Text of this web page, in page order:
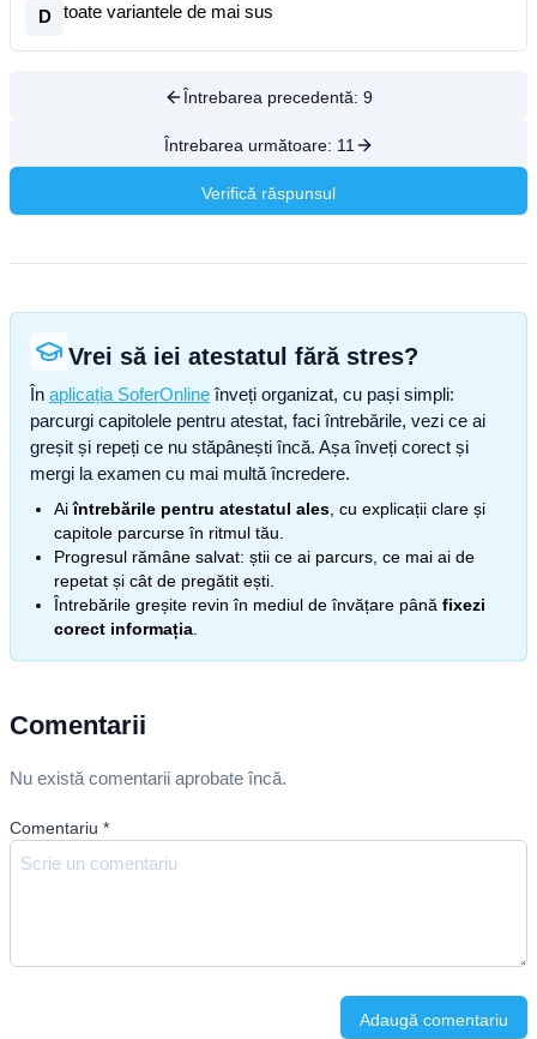
D toate variantele de mai sus
Întrebarea precedentă: 9
Întrebarea următoare: 11
Verifică răspunsul
Vrei să iei atestatul fără stres?
În aplicația SoferOnline înveți organizat, cu pași simpli:
parcurgi capitolele pentru atestat, faci întrebările, vezi ce ai
greșit și repeți ce nu stăpânești încă. Așa înveți corect și
mergi la examen cu mai multă încredere.
Aiîntrebările pentru atestatul ales , cu explicații clare și
capitole parcurse în ritmul tău.
Progresul rămâne salvat: știi ce ai parcurs, ce mai ai de
repetat și cât de pregătit ești.
Întrebările greșite revin în mediul de învățare până fixezi
corect informația
Comentarii
Nu există comentarii aprobate încă.
Comentariu *
Adaugă comentariu